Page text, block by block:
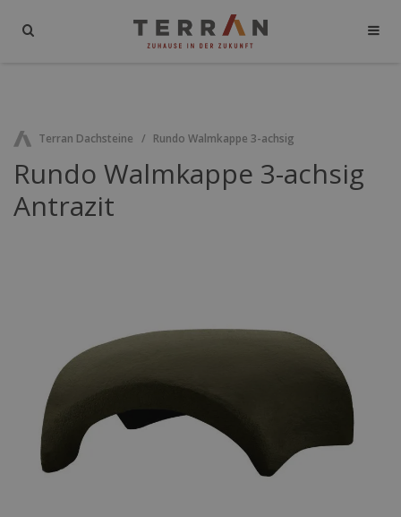
Terran Dachsteine Rundo Walmkappe 3-achsig
Rundo Walmkappe 3-achsig
Antrazit